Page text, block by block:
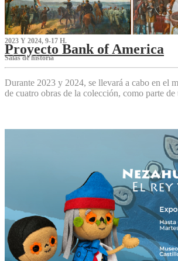
2023 Y 2024, 9-17 H.
Proyecto Bank of America
S‌alas de historia
Durante 2023 y 2024, se llevará a cabo en el
de cuatro obras de la colección, como parte